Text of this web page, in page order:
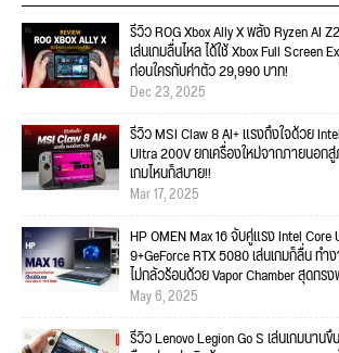
รีวิว ROG Xbox Ally X พลัง Ryzen AI
เล่นเกมลื่นไหล ได้ใช้ Xbox Full Screen
ก่อนใครกับค่าตัว 29,990 บาท!
Dec 23, 2025
รีวิว MSI Claw 8 AI+ แรงถึงใจด้วย
Ultra 200V ยกเครื่องใหม่จากภายนอกสู่
เกมไหนก็สบาย!!
Mar 17, 2025
HP OMEN Max 16 จับคู่แรง Intel Core
9+GeForce RTX 5080 เล่นเกมก็ลื่น ท
ไม่กลัวร้อนด้วย Vapor Chamber สุดทร
May 6, 2025
รีวิว Lenovo Legion Go S เล่นเกมนานขึ้